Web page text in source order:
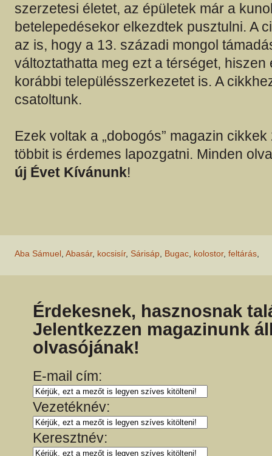
szerzetesi életet, az épületek már a
betelepedésekor elkezdtek pusztulni. A
az is, hogy a 13. századi mongol
változtathatta meg ezt a térséget, hiszen
korábbi településszerkezetet is. A
csatoltunk.
Ezek voltak a „dobogós” magazin
többit is érdemes lapozgatni. Minden
új Évet Kívánunk!
Aba Sámuel, Abasár, kocsisír, Sárisáp, Bugac, kolostor, feltárás,
Érdekesnek, hasznosnak
Jelentkezzen magazinunk
olvasójának!
E-mail cím:
Vezetéknév:
Keresztnév: